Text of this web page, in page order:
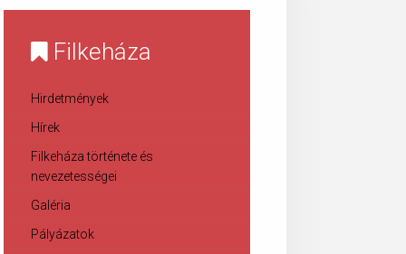
Filkeháza
Hirdetmények
Hírek
Filkeháza története és
nevezetességei
Galéria
Pályázatok